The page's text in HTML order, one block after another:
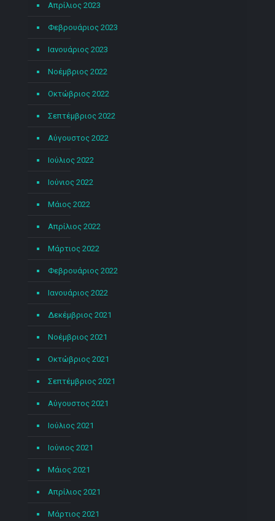
Απρίλιος 2023
Φεβρουάριος 2023
Ιανουάριος 2023
Νοέμβριος 2022
Οκτώβριος 2022
Σεπτέμβριος 2022
Αύγουστος 2022
Ιούλιος 2022
Ιούνιος 2022
Μάιος 2022
Απρίλιος 2022
Μάρτιος 2022
Φεβρουάριος 2022
Ιανουάριος 2022
Δεκέμβριος 2021
Νοέμβριος 2021
Οκτώβριος 2021
Σεπτέμβριος 2021
Αύγουστος 2021
Ιούλιος 2021
Ιούνιος 2021
Μάιος 2021
Απρίλιος 2021
Μάρτιος 2021